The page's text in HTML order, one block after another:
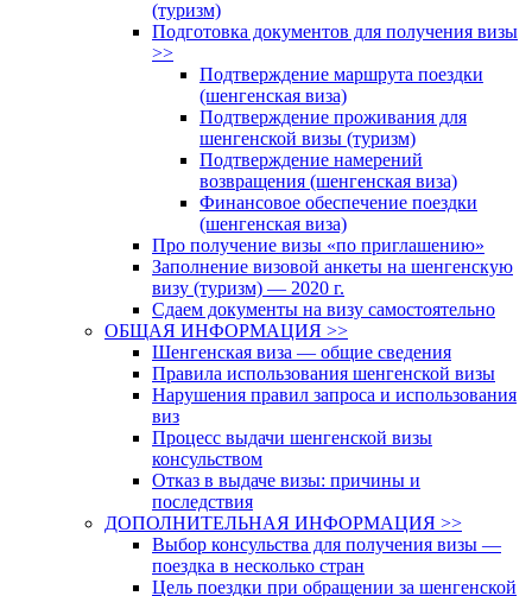
(туризм)
Подготовка документов для получения визы
>>
Подтверждение маршрута поездки
(шенгенская виза)
Подтверждение проживания для
шенгенской визы (туризм)
Подтверждение намерений
возвращения (шенгенская виза)
Финансовое обеспечение поездки
(шенгенская виза)
Про получение визы «по приглашению»
Заполнение визовой анкеты на шенгенскую
визу (туризм) — 2020 г.
Сдаем документы на визу самостоятельно
ОБЩАЯ ИНФОРМАЦИЯ >>
Шенгенская виза — общие сведения
Правила использования шенгенской визы
Нарушения правил запроса и использования
виз
Процесс выдачи шенгенской визы
консульством
Отказ в выдаче визы: причины и
последствия
ДОПОЛНИТЕЛЬНАЯ ИНФОРМАЦИЯ >>
Выбор консульства для получения визы —
поездка в несколько стран
Цель поездки при обращении за шенгенской